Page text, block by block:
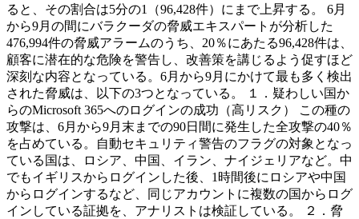
ると、その割合は5分の1（96,428件）にまで上昇する。 6月
から9月の間にバラクーダの脅威エキスパートが分析した
476,994件の脅威アラームのうち、20％にあたる96,428件は、
顧客に潜在的な危険を警告し、改善策を講じるよう促すほど
深刻な内容となっている。6月から9月にかけて最も多く検出
された脅威は、以下の3つとなっている。 １．疑わしい国か
らのMicrosoft 365へのログインの成功（高リスク） この種の
攻撃は、6月から9月末までの90日間に発生した全攻撃の40％
を占めている。自動セキュリティ警告のフラグの対象となっ
ている国は、ロシア、中国、イラン、ナイジェリアなど。中
でもイギリスからログインした後、1時間後にロシアや中国
からログインするなど、同じアカウントに複数の国からログ
インしている証拠を、アナリストは検証している。 ２．脅